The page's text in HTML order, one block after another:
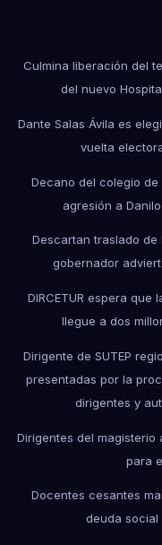
Culmina liberación del
del nuevo
Dante Salas Ávila es
vuelta
Decano del colegio
agresión a
Descartan traslado de
gobernador
DIRCETUR espera
llegue a dos
Dirigente de SUTEP
presentadas por la
dirigentes y
Dirigentes del magisterio
para
Docentes cesantes
deuda social